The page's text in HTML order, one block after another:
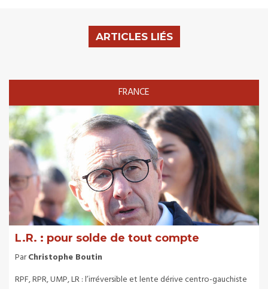
ARTICLES LIÉS
FRANCE
L.R. : pour solde de tout compte
ParChristophe Boutin
RPF, RPR, UMP, LR : l’irréversible et lente dérive centro-gauchiste